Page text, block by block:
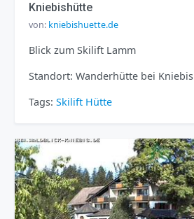
Kniebishütte
von: kniebishuette.de
Blick zum Skilift Lamm
Standort: Wanderhütte bei Kniebis
Tags: Skilift Hütte